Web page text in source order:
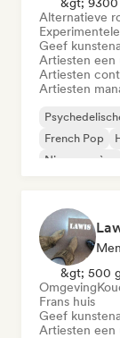
Alternatieve
Geef
Artiesten een
Artiesten
Artiesten
French Pop
Nieuwe scène
&gt; 500
Omgeving
Frans huis
Geef
Artiesten een